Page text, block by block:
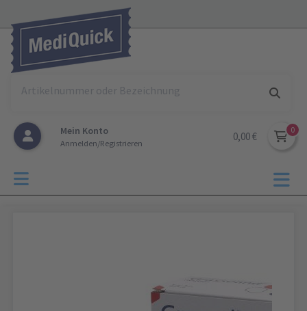
Mein Konto
Anmelden/Registrieren
0,00 €